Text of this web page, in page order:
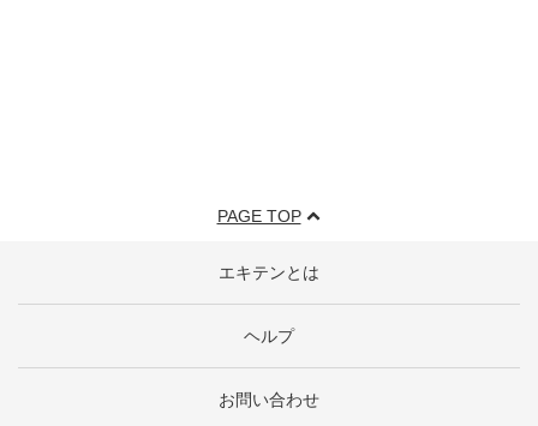
PAGE TOP
エキテンとは
ヘルプ
お問い合わせ